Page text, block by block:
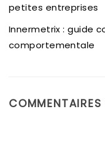
petites entreprises
Innermetrix : guide
comportementale
COMMENTAIRES